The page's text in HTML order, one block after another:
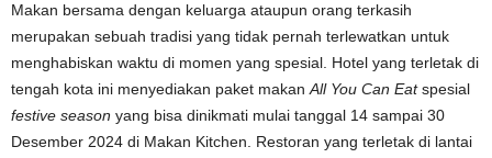
Makan bersama dengan keluarga ataupun orang terkasih
merupakan sebuah tradisi yang tidak pernah terlewatkan untuk
menghabiskan waktu di momen yang spesial. Hotel yang terletak di
tengah kota ini menyediakan paket makan All You Can Eatspesial
festive season yang bisa dinikmati mulai tanggal 14 sampai 30
Desember 2024 di Makan Kitchen. Restoran yang terletak di lantai